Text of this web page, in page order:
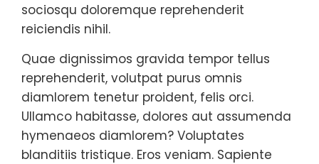
sociosqu doloremque reprehenderit
reiciendis nihil.
Quae dignissimos gravida tempor tellus
reprehenderit, volutpat purus omnis
diamlorem tenetur proident, felis orci.
Ullamco habitasse, dolores aut assumenda
hymenaeos diamlorem? Voluptates
blanditiis tristique. Eros veniam. Sapiente